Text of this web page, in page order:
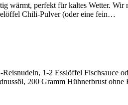
wärmt, perfekt für kaltes Wetter. Wir
Chili-Pulver (oder eine fein…
1-2 Esslöffel Fischsauce
200 Gramm Hühnerbrust